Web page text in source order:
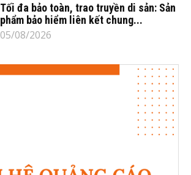
Tối đa bảo toàn, trao truyền di sản: Sản
phẩm bảo hiểm liên kết chung...
05/08/2026